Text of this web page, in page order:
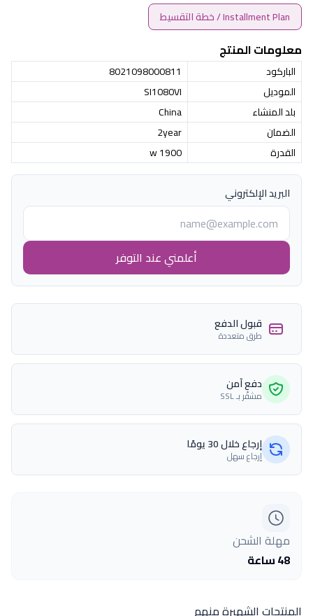
Installment Plan / خطة التقسيط
معلومات المنتج
الباركود
8021098000811
الموديل
SI1080VI
بلد المنشاء
China
الضمان
2year
القدرة
1900 w
البريد الإلكتروني
أعلمني عند التوفر
قبول الدفع
طرق متعددة
دفع آمن
مشفّر بـ SSL
إرجاع خلال 30 يومًا
إرجاع سهل
مهلة الشحن
48 ساعة
المنتجات الشهيرة منهم